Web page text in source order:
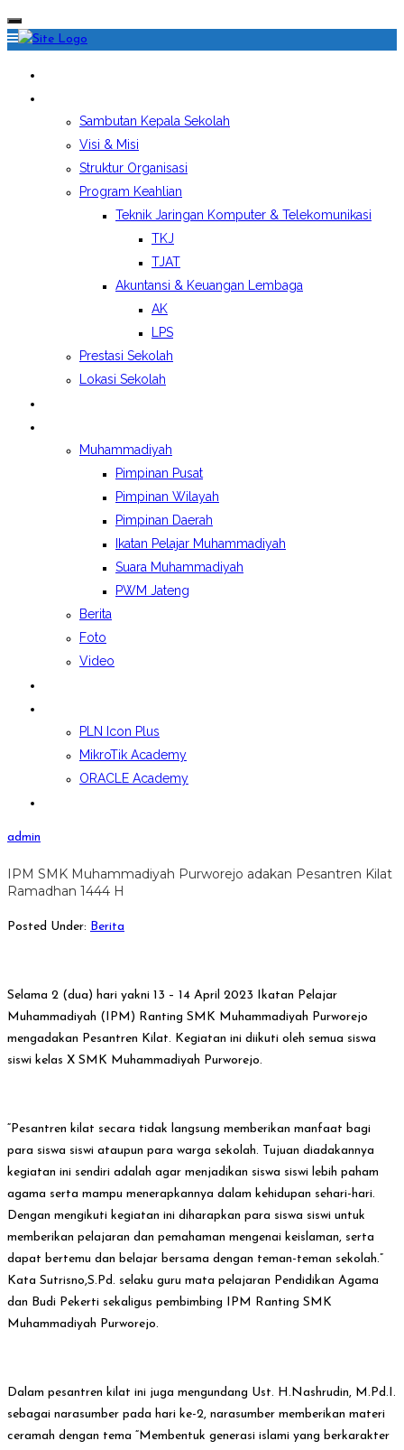
Sambutan Kepala Sekolah
Visi & Misi
Struktur Organisasi
Program Keahlian
Teknik Jaringan Komputer & Telekomunikasi
TKJ
TJAT
Akuntansi & Keuangan Lembaga
AK
LPS
Prestasi Sekolah
Lokasi Sekolah
Muhammadiyah
Pimpinan Pusat
Pimpinan Wilayah
Pimpinan Daerah
Ikatan Pelajar Muhammadiyah
Suara Muhammadiyah
PWM Jateng
Berita
Foto
Video
PLN Icon Plus
MikroTik Academy
ORACLE Academy
admin
IPM SMK Muhammadiyah Purworejo adakan Pesantren Kilat
Ramadhan 1444 H
Posted Under: Berita
Selama 2 (dua) hari yakni 13 – 14 April 2023 Ikatan Pelajar
Muhammadiyah (IPM) Ranting SMK Muhammadiyah Purworejo
mengadakan Pesantren Kilat. Kegiatan ini diikuti oleh semua siswa
siswi kelas X SMK Muhammadiyah Purworejo.
“Pesantren kilat secara tidak langsung memberikan manfaat bagi
para siswa siswi ataupun para warga sekolah. Tujuan diadakannya
kegiatan ini sendiri adalah agar menjadikan siswa siswi lebih paham
agama serta mampu menerapkannya dalam kehidupan sehari-hari.
Dengan mengikuti kegiatan ini diharapkan para siswa siswi untuk
memberikan pelajaran dan pemahaman mengenai keislaman, serta
dapat bertemu dan belajar bersama dengan teman-teman sekolah.”
Kata Sutrisno,S.Pd. selaku guru mata pelajaran Pendidikan Agama
dan Budi Pekerti sekaligus pembimbing IPM Ranting SMK
Muhammadiyah Purworejo.
Dalam pesantren kilat ini juga mengundang Ust. H.Nashrudin, M.Pd.I.
sebagai narasumber pada hari ke-2, narasumber memberikan materi
ceramah dengan tema “Membentuk generasi islami yang berkarakter